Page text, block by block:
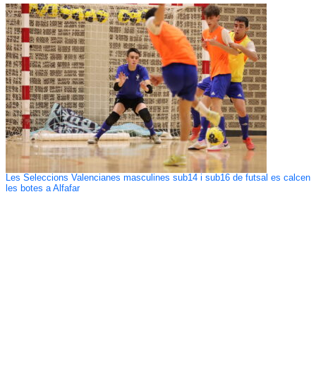
Les Seleccions Valencianes masculines sub14 i sub16 de futsal es calcen
les botes a Alfafar